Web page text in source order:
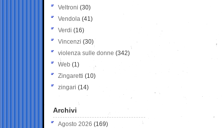
Veltroni (30)
Vendola (41)
Verdi (16)
Vincenzi (30)
violenza sulle donne (342)
Web (1)
Zingaretti (10)
zingari (14)
Archivi
Agosto 2026 (169)